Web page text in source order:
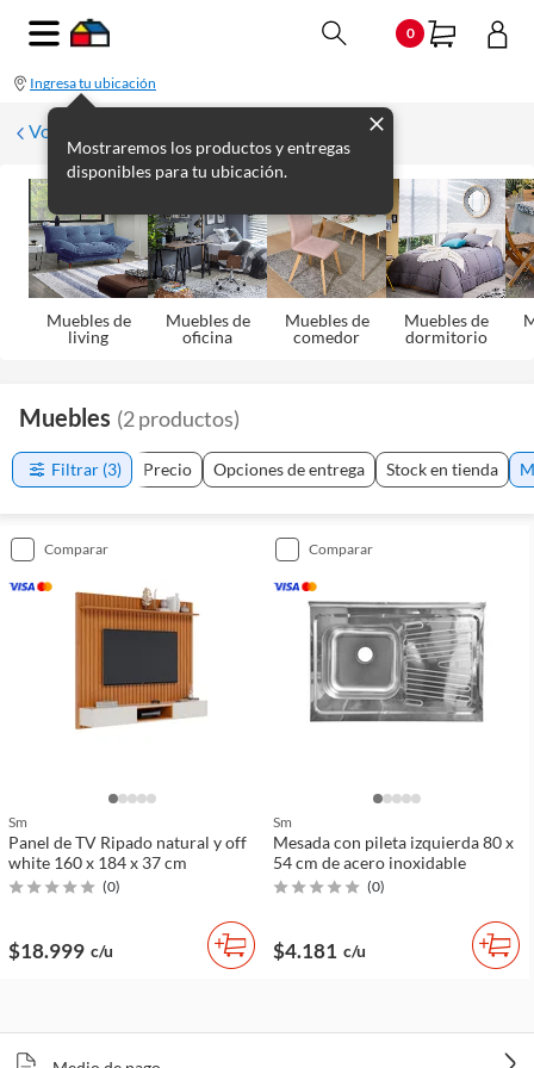
0
Ingresa tu ubicación
Mostraremos los productos y entregas
disponibles para tu ubicación.
Volver
Muebles de
living
Muebles de
oficina
Muebles de
comedor
Muebles de
dormitorio
Muebles (2productos)
Filtrar (3) Precio Opciones de entrega Stock en tienda
comparar
Sm
Panel de TV Ripado natural y off
white 160 x 184 x 37 cm
(0)
$18.999 c/u
comparar
Sm
Mesada con pileta izquierda 80 x
54 cm de acero inoxidable
(0)
$4.181 c/u